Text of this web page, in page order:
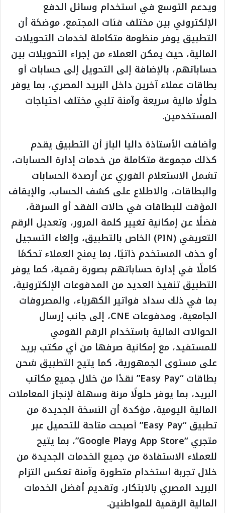
ويدعم التوسع في استخدام وسائل الدفع
الإلكتروني بين مختلف فئات المجتمع، موضحًة أن
التطبيق يوفر منظومة متكاملة لخدمات التحويلات
المالية، حيث يمكن العملاء من إجراء التحويلات بين
حساباتهم، بالإضافة إلى التحويل إلى حسابات أو
بطاقات عملاء آخرين داخل البريد المصري، بما يوفر
حلولًا مالية سريعة وآمنة تلبي مختلف احتياجات
المستخدمين.
وأضافت الأستاذة داليا الباز أن التطبيق يقدم
كذلك مجموعة متكاملة من خدمات إدارة الحسابات،
تشمل الاستعلام الفوري عن أرصدة الحسابات
والبطاقات، والاطلاع على كشف الحساب، والإيقاف
المؤقت للبطاقات في حالات الفقد أو السرقة،
فضلًا عن إمكانية تغيير كلمة المرور، وتعديل الرقم
التعريفي (PIN) الخاص بالتطبيق، وإلغاء التسجيل
أو حذف المستخدم ذاتيًا، بما يمنح العملاء تحكمًا
كاملًا في إدارة حساباتهم بصورة رقمية، كما يوفر
التطبيق تنفيذ العديد من المدفوعات الإلكترونية،
بما في ذلك سداد فواتير الكهرباء، والمصروفات
الجامعية، ومدفوعات CNE، إلى جانب إرسال
الحوالات المالية باستخدام الرقم القومي
للمستفيد، مع إمكانية صرفها من أي مكتب بريد
على مستوى الجمهورية، كما يتيح التطبيق شحن
بطاقات “Easy Pay” نقدًا من خلال جميع مكاتب
البريد، بما يوفر حلولًا مرنة وسهلة لإنجاز المعاملات
المالية اليومية، مؤكدة أن النسخة الجديدة من
تطبيق “Easy Pay” أصبحت متاحة للتحميل عبر
متجري “App Store وGoogle Play”، بما يتيح
للعملاء الاستفادة من جميع الخدمات الجديدة من
خلال تجربة استخدام متطورة وآمنة تعكس التزام
البريد المصري بالابتكار، وتقديم أفضل الخدمات
المالية الرقمية للمواطنين.